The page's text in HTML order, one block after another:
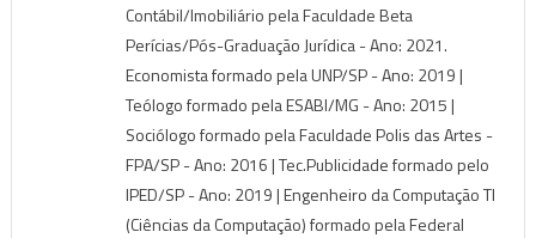
Contábil/Imobiliário pela Faculdade Beta
Perícias/Pós-Graduação Jurídica - Ano: 2021.
Economista formado pela UNP/SP - Ano: 2019 |
Teólogo formado pela ESABI/MG - Ano: 2015 |
Sociólogo formado pela Faculdade Polis das Artes -
FPA/SP - Ano: 2016 | Tec.Publicidade formado pelo
IPED/SP - Ano: 2019 | Engenheiro da Computação TI
(Ciências da Computação) formado pela Federal